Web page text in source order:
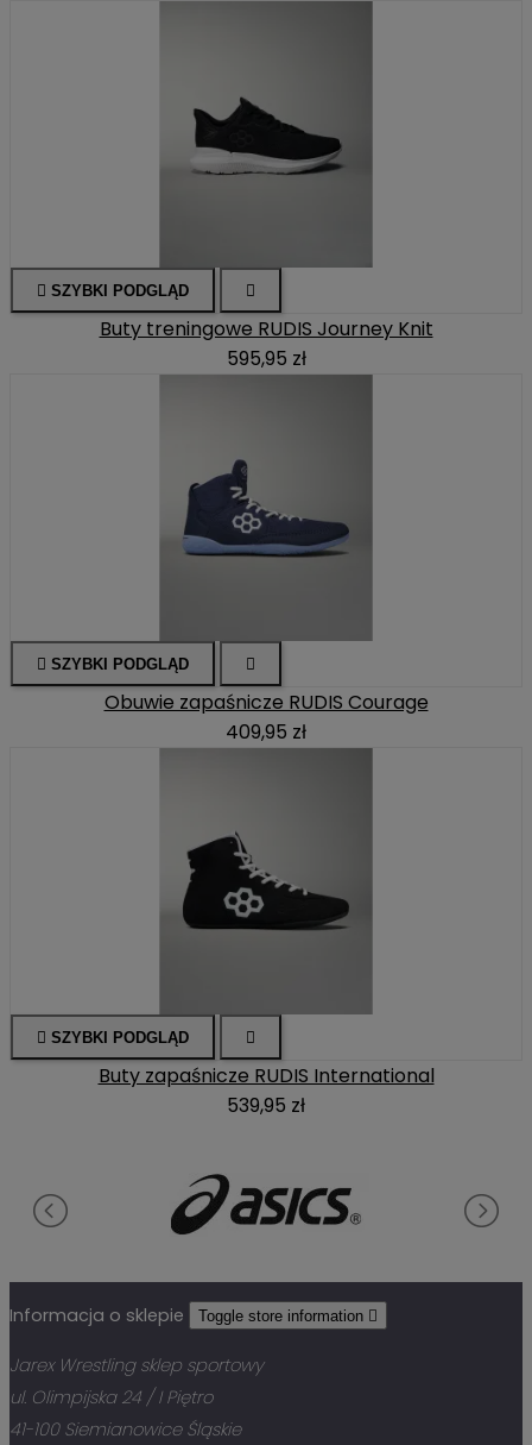
 SZYBKI PODGLĄD 
Buty treningowe RUDIS Journey Knit
595,95 zł
 SZYBKI PODGLĄD 
Obuwie zapaśnicze RUDIS Courage
409,95 zł
 SZYBKI PODGLĄD 
Buty zapaśnicze RUDIS International
539,95 zł
Informacja o sklepie Toggle store information 
Jarex Wrestling sklep sportowy
ul. Olimpijska 24 / I Piętro
41-100 Siemianowice Śląskie